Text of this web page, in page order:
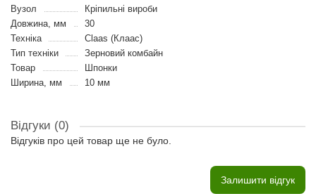
Вузол
Кріпильні вироби
Довжина, мм
30
Техніка
Claas (Клаас)
Тип техніки
Зерновий комбайн
Товар
Шпонки
Ширина, мм
10 мм
Відгуки (0)
Відгуків про цей товар ще не було.
Залишити відгук